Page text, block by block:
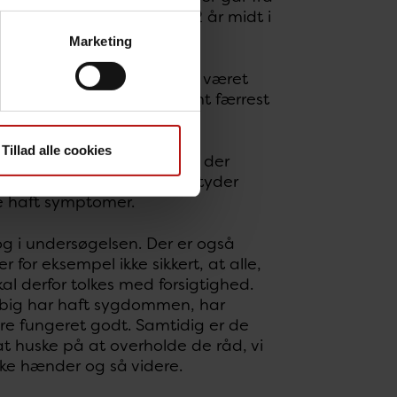
Marketing
Tillad alle cookies
personer over 12 år midt i
20 og 29 år, der havde været
i resten af Danmark samt færrest
Men blandt dem, der
den 1. februar. Det tyder
haft symptomer.
i undersøgelsen. Der er også
for eksempel ikke sikkert, at alle,
derfor tolkes med forsigtighed.
har haft sygdommen, har
fungeret godt. Samtidig er de
huske på at overholde de råd, vi
hænder og så videre.